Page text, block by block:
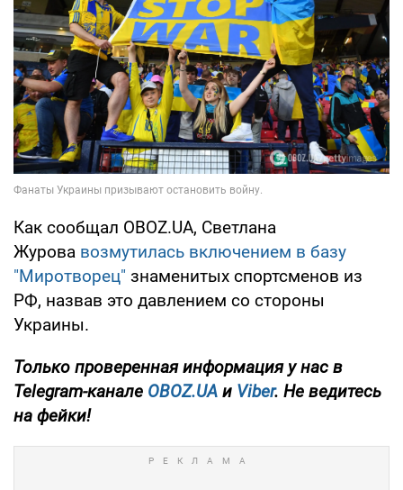
Как сообщал OBOZ.UA, Светлана
Журова возмутилась включением в базу
"Миротворец" знаменитых спортсменов из
РФ, назвав это давлением со стороны
Украины.
Только проверенная информация у нас в
Telegram-канале OBOZ.UA и Viber. Не ведитесь
на фейки!